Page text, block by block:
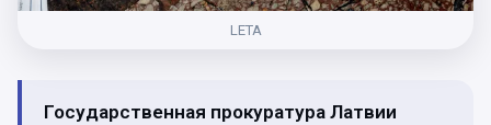
LETA
Государственная прокуратура Латвии